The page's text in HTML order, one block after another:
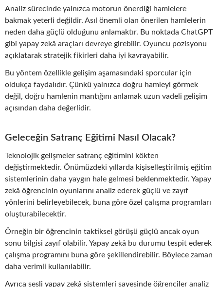
Analiz sürecinde yalnızca motorun önerdiği hamlelere
bakmak yeterli değildir. Asıl önemli olan önerilen hamlelerin
neden daha güçlü olduğunu anlamaktır. Bu noktada ChatGPT
gibi yapay zekâ araçları devreye girebilir. Oyuncu pozisyonu
açıklatarak stratejik fikirleri daha iyi kavrayabilir.
Bu yöntem özellikle gelişim aşamasındaki sporcular için
oldukça faydalıdır. Çünkü yalnızca doğru hamleyi görmek
değil, doğru hamlenin mantığını anlamak uzun vadeli gelişim
açısından daha değerlidir.
Geleceğin Satranç Eğitimi Nasıl Olacak?
Teknolojik gelişmeler satranç eğitimini kökten
değiştirmektedir. Önümüzdeki yıllarda kişiselleştirilmiş eğitim
sistemlerinin daha yaygın hale gelmesi beklenmektedir. Yapay
zekâ öğrencinin oyunlarını analiz ederek güçlü ve zayıf
yönlerini belirleyebilecek, buna göre özel çalışma programları
oluşturabilecektir.
Örneğin bir öğrencinin taktiksel görüşü güçlü ancak oyun
sonu bilgisi zayıf olabilir. Yapay zekâ bu durumu tespit ederek
çalışma programını buna göre şekillendirebilir. Böylece zaman
daha verimli kullanılabilir.
Ayrıca sesli yapay zekâ sistemleri sayesinde öğrenciler analiz